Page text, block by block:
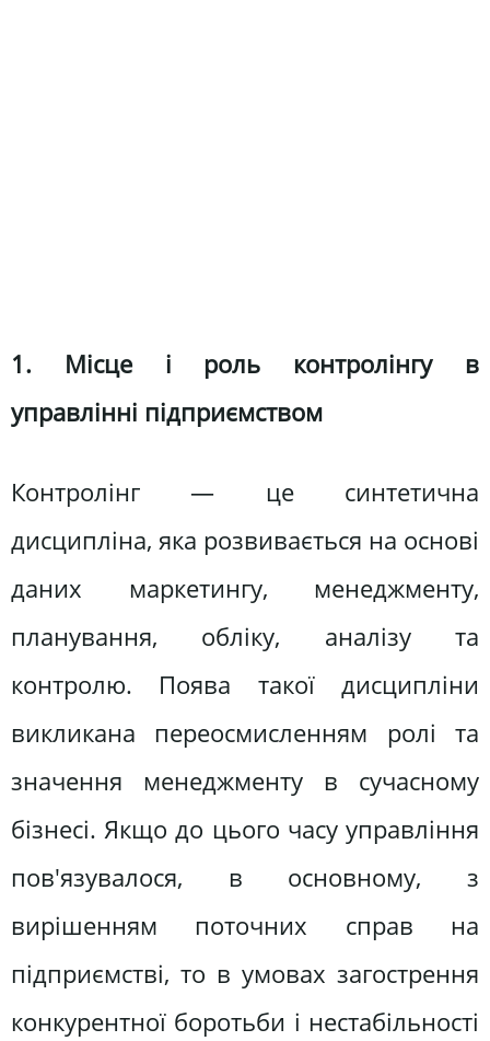
1. Місце і роль контролінгу в
управлінні підприємством
Контролінг — це синтетична
дисципліна, яка розвивається на основі
даних маркетингу, менеджменту,
планування, обліку, аналізу та
контролю. Поява такої дисципліни
викликана переосмисленням ролі та
значення менеджменту в сучасному
бізнесі. Якщо до цього часу управління
пов'язувалося, в основному, з
вирішенням поточних справ на
підприємстві, то в умовах загострення
конкурентної боротьби і нестабільності